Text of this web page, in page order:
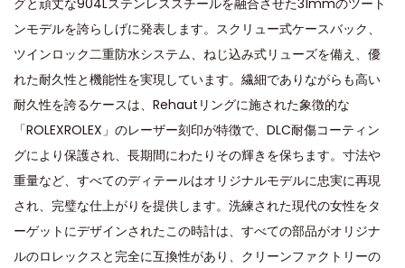
グと頑丈な904Lステンレススチールを融合させた31mmのツート
ンモデルを誇らしげに発表します。スクリュー式ケースバック、
ツインロック二重防水システム、ねじ込み式リューズを備え、優
れた耐久性と機能性を実現しています。繊細でありながらも高い
耐久性を誇るケースは、Rehautリングに施された象徴的な
「ROLEXROLEX」のレーザー刻印が特徴で、DLC耐傷コーティン
グにより保護され、長期間にわたりその輝きを保ちます。寸法や
重量など、すべてのディテールはオリジナルモデルに忠実に再現
され、完璧な仕上がりを提供します。洗練された現代の女性をタ
ーゲットにデザインされたこの時計は、すべての部品がオリジナ
ルのロレックスと完全に互換性があり、クリーンファクトリーの